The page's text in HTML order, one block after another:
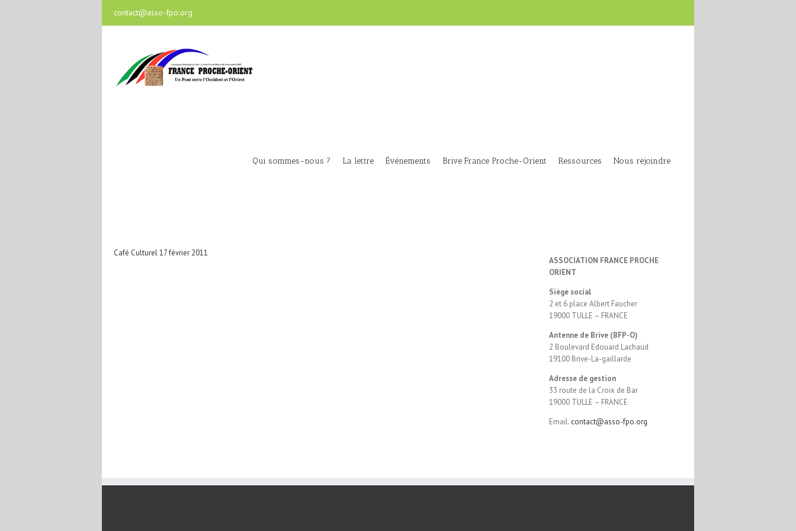
contact@asso-fpo.org
Qui sommes-nous ? La lettre Événements Brive France Proche-Orient Ressources Nous rejoindre
Café Culturel 17 février 2011
ASSOCIATION FRANCE PROCHE
ORIENT
Siège social
2 et 6 place Albert Faucher
19000 TULLE – FRANCE
Antenne de Brive (BFP-O)
2 Boulevard Edouard Lachaud
19100 Brive-La-gaillarde
Adresse de gestion
33 route de la Croix de Bar
19000 TULLE – FRANCE
Email. contact@asso-fpo.org